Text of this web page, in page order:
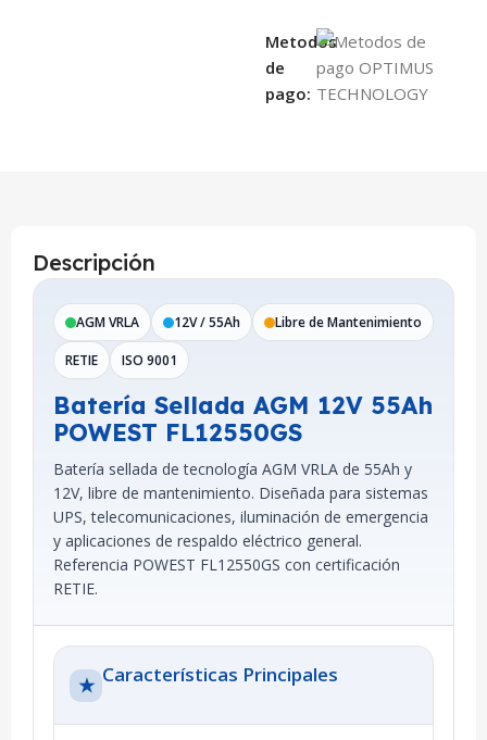
Metodos
de
pago:
Descripción
AGM VRLA 12V / 55Ah Libre de Mantenimiento
RETIE ISO 9001
Batería Sellada AGM 12V 55Ah
POWEST FL12550GS
Batería sellada de tecnología AGM VRLA de 55Ah y
12V, libre de mantenimiento. Diseñada para sistemas
UPS, telecomunicaciones, iluminación de emergencia
y aplicaciones de respaldo eléctrico general.
Referencia POWEST FL12550GS con certificación
RETIE.
★ Características Principales